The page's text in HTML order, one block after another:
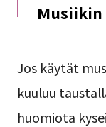
Jos käytät
kuuluu
huomiota